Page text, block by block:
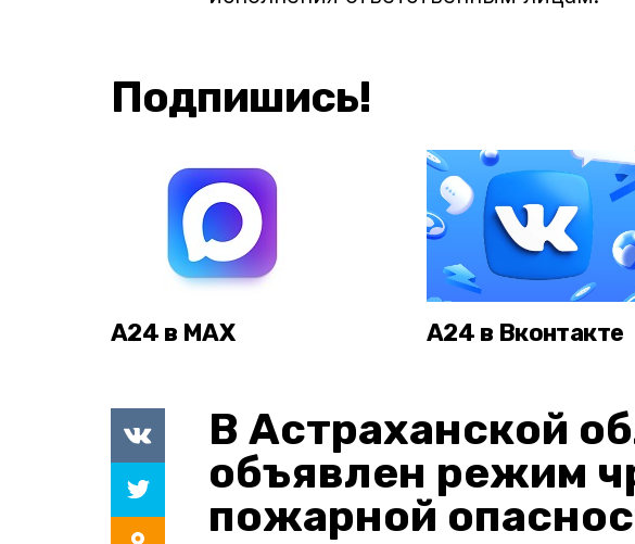
Подпишись!
А24 в MAX А24 в Вконтакте
В Астраханской
объявлен режим
пожарной